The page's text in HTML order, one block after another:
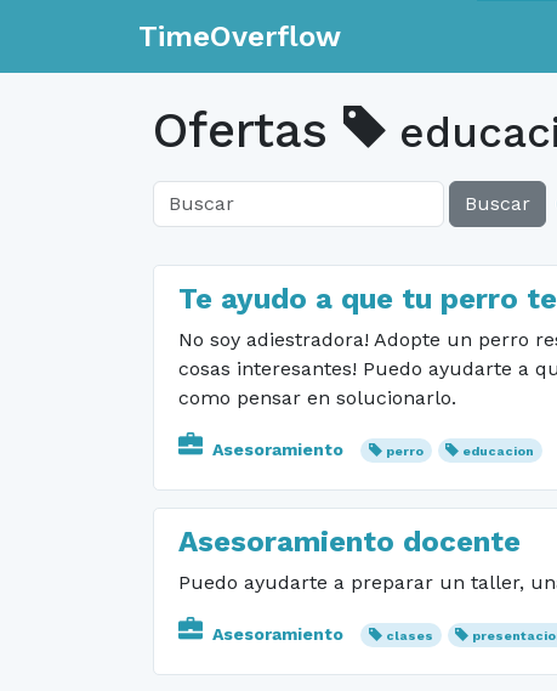
TimeOverflow
Ofertas
Buscar
Te ayudo a que tu perro
No soy adiestradora! Adopte un perro
cosas interesantes! Puedo ayudarte a
como pensar en solucionarlo.
Asesoramiento perro educacion
Asesoramiento docente
Puedo ayudarte a preparar un taller,
Asesoramiento clases